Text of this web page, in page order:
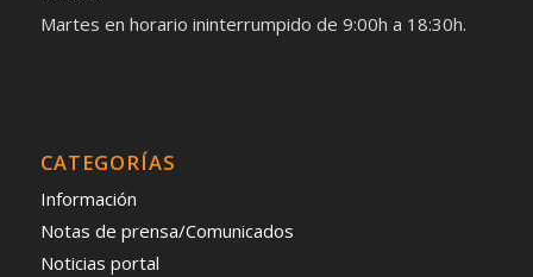
Martes en horario ininterrumpido de 9:00h a 18:30h.
CATEGORÍAS
Información
Notas de prensa/Comunicados
Noticias portal